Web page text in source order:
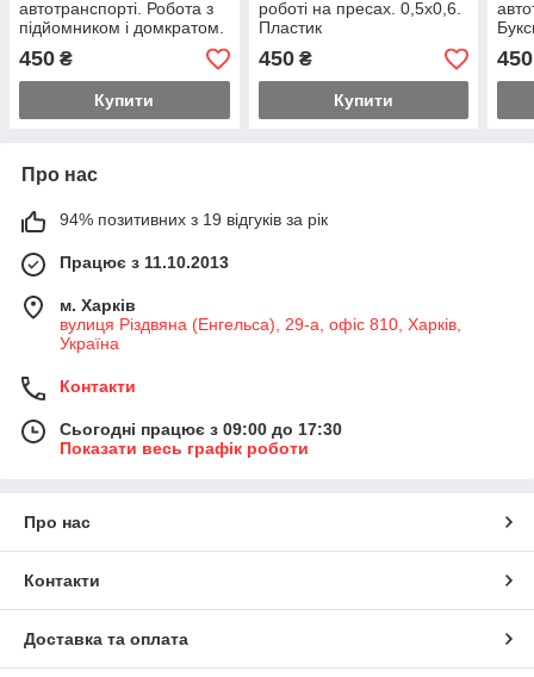
автотранспорті. Робота з
підйомником і домкратом.
0,6х0,5. Пластик
450 ₴
Купити
роботі на пресах. 0,5х0,6.
Пластик
450₴
Купити
450
Про нас
94% позитивних з 19 відгуків за рік
Працює з 11.10.2013
м. Харків
вулиця Різдвяна (Енгельса), 29-а, офіс 810, Харків,
Україна
Контакти
Сьогодні працює з 09:00 до 17:30
Показати весь графік роботи
Про нас
Контакти
Доставка та оплата